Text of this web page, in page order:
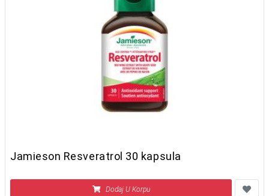
Jamieson Resveratrol 30 kapsula
Dodaj U Korpu